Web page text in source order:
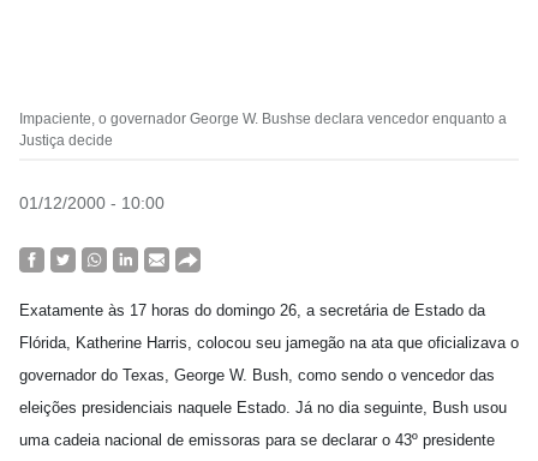
Impaciente, o governador George W. Bushse declara vencedor enquanto a
Justiça decide
01/12/2000 - 10:00
Exatamente às 17 horas do domingo 26, a secretária de Estado da
Flórida, Katherine Harris, colocou seu jamegão na ata que oficializava o
governador do Texas, George W. Bush, como sendo o vencedor das
eleições presidenciais naquele Estado. Já no dia seguinte, Bush usou
uma cadeia nacional de emissoras para se declarar o 43º presidente